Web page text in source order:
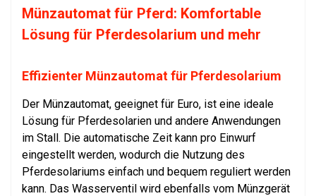
Münzautomat für Pferd: Komfortable
Lösung für Pferdesolarium und mehr
Effizienter Münzautomat für Pferdesolarium
Der Münzautomat, geeignet für Euro, ist eine ideale
Lösung für Pferdesolarien und andere Anwendungen
im Stall. Die automatische Zeit kann pro Einwurf
eingestellt werden, wodurch die Nutzung des
Pferdesolariums einfach und bequem reguliert werden
kann. Das Wasserventil wird ebenfalls vom Münzgerät